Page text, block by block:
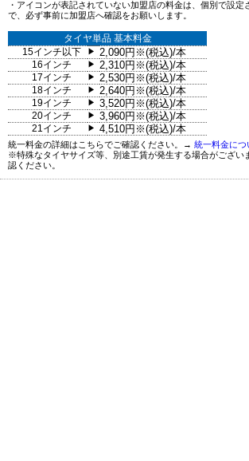
・アイコンが表記されていない加盟店の料金は、個別で設定
で、必ず事前に加盟店へ確認をお願いします。
タイヤ単品 基本料金
15インチ以下
▶ 2,090円※(税込)/本
16インチ ▶ 2,310円※(税込)/本
17インチ ▶ 2,530円※(税込)/本
18インチ ▶ 2,640円※(税込)/本
19インチ ▶ 3,520円※(税込)/本
20インチ ▶ 3,960円※(税込)/本
21インチ ▶ 4,510円※(税込)/本
統一料金の詳細はこちらでご確認ください。→ 統一料金につ
※特殊なタイヤサイズ等、別途工賃が発生する場合がござい
認ください。